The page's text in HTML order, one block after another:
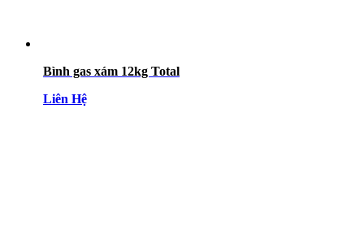
Bình gas xám 12kg Total
Liên Hệ